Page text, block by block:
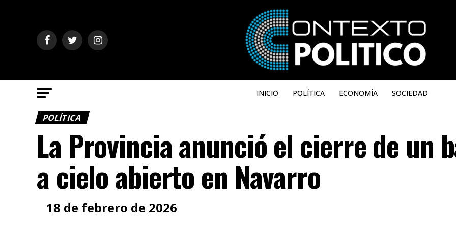
INICIO POLÍTICA ECONOMÍA SOCIEDAD
POLÍTICA
La Provincia anunció el cierre de un
a cielo abierto en Navarro
18 de febrero de 2026